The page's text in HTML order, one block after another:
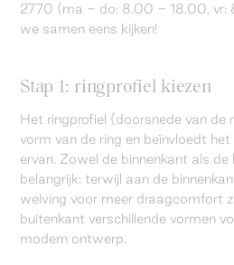
2770 (ma - do: 8.00 - 18.00, vr:
we samen eens kijken!
Stap 1: ringprofiel kiezen
Het ringprofiel (doorsnede van de
vorm van de ring en beïnvloedt
ervan. Zowel de binnenkant als de
belangrijk: terwijl aan de
welving voor meer draagcomfort
buitenkant verschillende vormen
modern ontwerp.